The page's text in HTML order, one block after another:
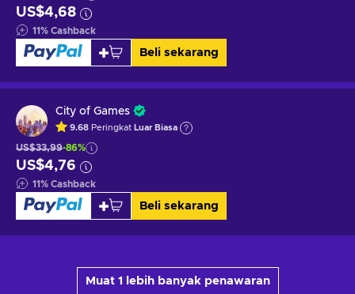
US$4,68
11% Cashback
Beli sekarang
City of Games
9.68 Peringkat Luar Biasa
US$33,99-86%
US$4,76
11% Cashback
Beli sekarang
Muat 1 lebih banyak penawaran